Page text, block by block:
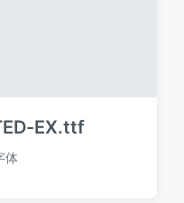
EX.ttf
体